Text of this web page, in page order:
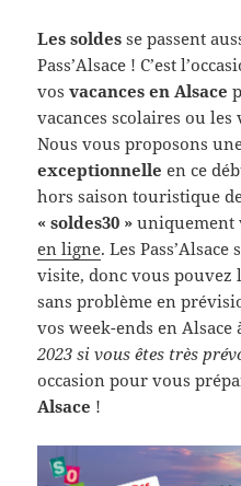
Les soldes se passent
Pass’Alsace ! C’est
vosvacances en Alsace
vacances scolaires ou les
Nous vous proposons
exceptionnelle en ce
hors saison touristique
« soldes30 » uniquement
en ligne. Les
visite, donc vous pouvez
sans problème en
vos week-ends en Alsace
2023 si vous êtes très
occasion pour vous
Alsace !